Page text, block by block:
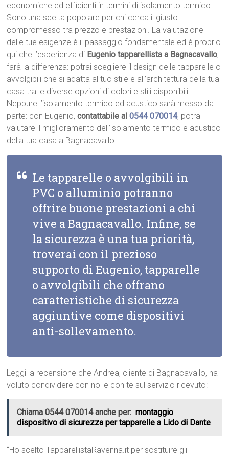
economiche ed efficienti in termini di isolamento termico.
Sono una scelta popolare per chi cerca il giusto
compromesso tra prezzo e prestazioni. La valutazione
delle tue esigenze è il passaggio fondamentale ed è proprio
qui che l’esperienza di Eugenio tapparellista a Bagnacavallo,
farà la differenza: potrai scegliere il design delle tapparelle o
avvolgibili che si adatta al tuo stile e all’architettura della tua
casa tra le diverse opzioni di colori e stili disponibili.
Neppure l’isolamento termico ed acustico sarà messo da
parte: con Eugenio,contattabile al0544 070014, potrai
valutare il miglioramento dell’isolamento termico e acustico
della tua casa a Bagnacavallo.
Le tapparelle o avvolgibili in
PVC o alluminio potranno
offrire buone prestazioni a chi
vive a Bagnacavallo. Infine, se
la sicurezza è una tua priorità,
troverai con il prezioso
supporto di Eugenio, tapparelle
o avvolgibili che offrano
caratteristiche di sicurezza
aggiuntive come dispositivi
anti-sollevamento.
Leggi la recensione che Andrea, cliente di Bagnacavallo, ha
voluto condividere con noi e con te sul servizio ricevuto:
Chiama 0544 070014 anche per: montaggio
dispositivo di sicurezza per tapparelle a Lido di Dante
“Ho scelto TapparellistaRavenna.it per sostituire gli